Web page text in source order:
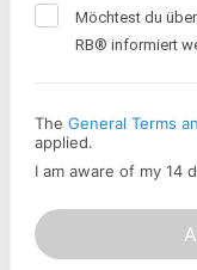
Möchtest du
RB® informiert
The General Terms
applied.
I am aware of my 14